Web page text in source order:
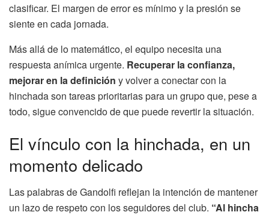
clasificar. El margen de error es mínimo y la presión se
siente en cada jornada.
Más allá de lo matemático, el equipo necesita una
respuesta anímica urgente. Recuperar la confianza,
mejorar en la definición y volver a conectar con la
hinchada son tareas prioritarias para un grupo que, pese a
todo, sigue convencido de que puede revertir la situación.
El vínculo con la hinchada, en un
momento delicado
Las palabras de Gandolfi reflejan la intención de mantener
un lazo de respeto con los seguidores del club. “Al hincha